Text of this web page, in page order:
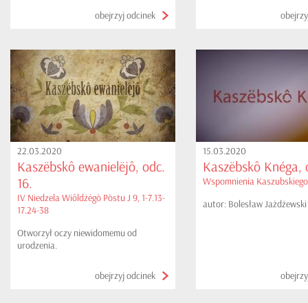
wykonywany przez Kapłana.obejrzyj odcinek
22.03.2020
Kaszëbskô ewanielëjô, odc.
16.
IV Niedzela Wiôldżégò Pòstu J 9, 1-7.13-
17.24-38
Otworzył oczy niewidomemu od
urodzenia.
obejrzyj odcinek
15.03.2020
Kaszëbskô Knéga,
Wspomnienia
autor: Bolesław Jażdżewski